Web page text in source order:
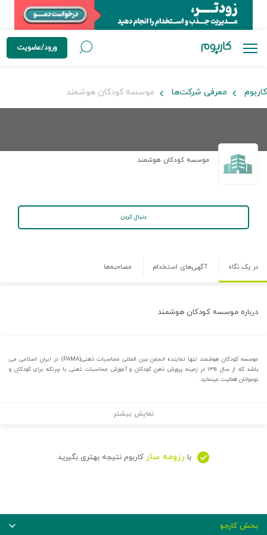
ورود/عضویت
کاربوم معرفی شرکت‌ها موسسه کودکان هوشمند
موسسه کودکان هوشمند
دنبال کردن
در یک نگاه آگهی‌های استخدام مصاحبه‌ها
درباره موسسه کودکان هوشمند
موسسه کودکان هوشمند تنها نماینده انجمن بین المللی محاسبات ذهنی(PAMA) در ایران اسلامی می
باشد که از سال ۱۳۹۱ در زمینه پرورش ذهن کودکان و آموزش محاسبات ذهنی با چرتکه برای کودکان و
نوجوانان فعالیت مینماید.
نمایش بیشتر
با رزومه ساز کاربوم نتیجه بهتری بگیرید
بخش کارجو